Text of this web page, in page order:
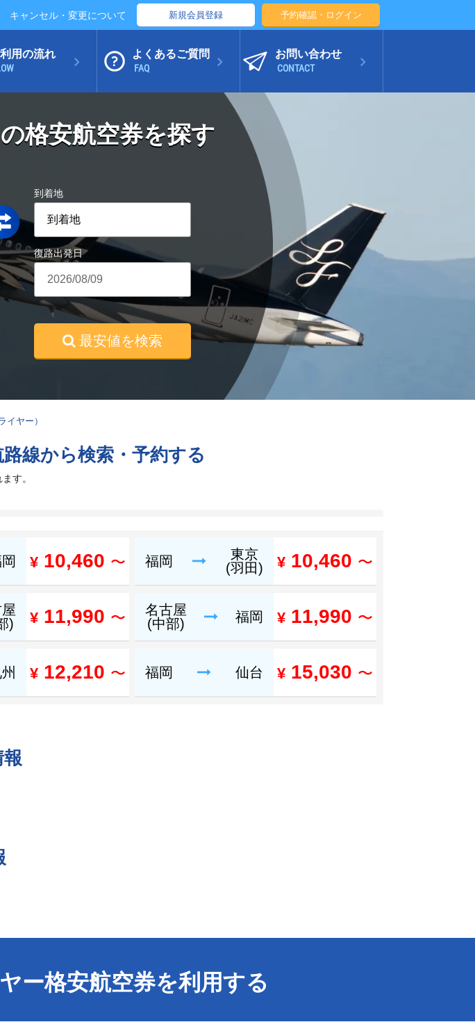
キャンセル・変更について 新規会員登録 予約確認・ログイン
用の流れ よくあるご質問
FAQ
お問い合わせ
CONTACT
格安航空券を探す
到着地
復路出発日
最安値を検索
イヤー）
線から検索・予約する
す。
¥ 10,460 〜 福岡
東京
(羽田)
¥ 10,460 〜
)
¥ 11,990 〜
名古屋
(中部)
福岡 ¥ 11,990 〜
¥ 12,210 〜 福岡 仙台 ¥ 15,030 〜
ー格安航空券を利用する